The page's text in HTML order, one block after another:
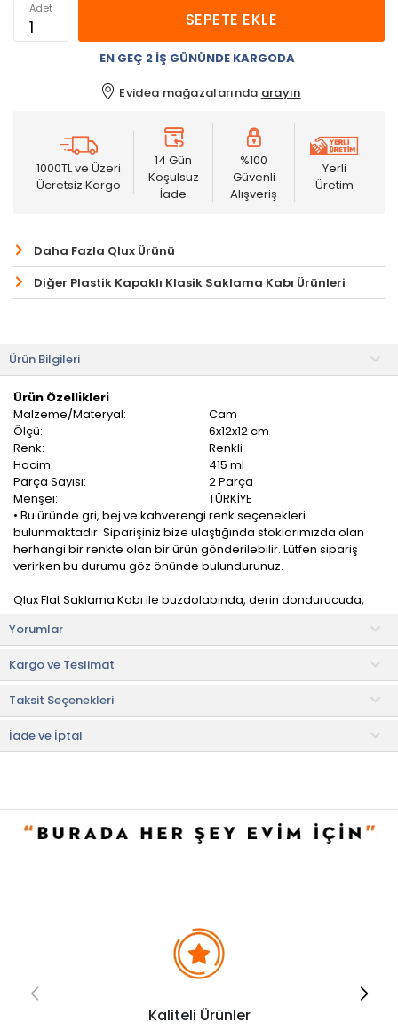
Adet
SEPETE EKLE
EN GEÇ 2 İŞ GÜNÜNDE KARGODA
Evidea mağazalarında arayın
1000TL ve Üzeri
Ücretsiz Kargo
14 Gün
Koşulsuz
İade
%100
Güvenli
Alışveriş
Yerli
Üretim
Daha Fazla Qlux Ürünü
Diğer Plastik Kapaklı Klasik Saklama Kabı Ürünleri
Ürün Bilgileri
Ürün Özellikleri
Malzeme/Materyal:
Cam
Ölçü:
6x12x12 cm
Renk:
Renkli
Hacim:
415 ml
Parça Sayısı:
2 Parça
Menşei:
TÜRKİYE
• Bu üründe gri, bej ve kahverengi renk seçenekleri
bulunmaktadır. Siparişiniz bize ulaştığında stoklarımızda olan
herhangi bir renkte olan bir ürün gönderilebilir. Lütfen sipariş
verirken bu durumu göz önünde bulundurunuz.
Qlux Flat Saklama Kabı ile buzdolabında, derin dondurucuda,
çıkarın.
Kolay yıkanır ve uzun ömürlüdür. Düşmelere dayanıklıdır. Tat ve
koku geçirmez. Esnek, hafif, dayanıklı ve sağlıklıdır.
Ürün İçeriği
• Saklama kabı: 1 adet
• Kapak: 1 adet
• Not: Bu fiyat perakende satışlar için belirlenmiştir. Toplu alımlar
Yorumlar
Kargo ve Teslimat
Taksit Seçenekleri
İade ve İptal
Kaliteli Ürünler